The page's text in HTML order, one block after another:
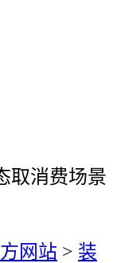
取消费场景
网站 > 装